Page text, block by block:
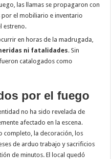
las llamas se propagaron con
el mobiliario e inventario
estreno.
en horas de la madrugada,
ni fatalidades. Sin
catalogados como
por el fuego
no ha sido revelada de
afectado en la escena.
completo, la decoración, los
de arduo trabajo y sacrificios
de minutos. El local quedó